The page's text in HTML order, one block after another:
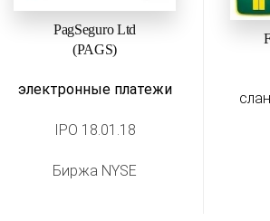
PagSeguro Ltd
(PAGS)
электронные платежи
IPO 18.01.18
Биржа NYSE